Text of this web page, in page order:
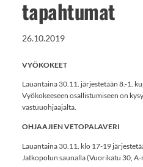
tapahtumat
26.10.2019
VYÖKOKEET
Lauantaina 30.11. järjestetään 8.-1.
Vyökokeeseen osallistumiseen on
vastuuohjaajalta.
OHJAAJIEN VETOPALAVERI
Lauantaina 30.11. klo 17-19
Jatkopolun saunalla (Vuorikatu 30, A-